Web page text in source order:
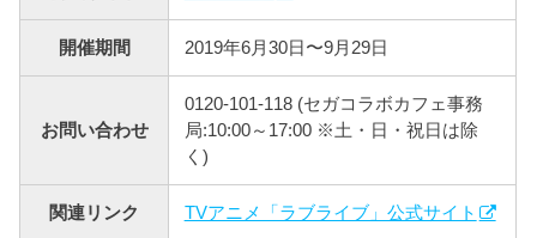
開催期間 2019年6月30日〜9月29日
お問い合わせ
0120-101-118 (セガコラボカフェ事務
局:10:00～17:00 ※土・日・祝日は除
く)
関連リンク TVアニメ「ラブライブ」公式サイト